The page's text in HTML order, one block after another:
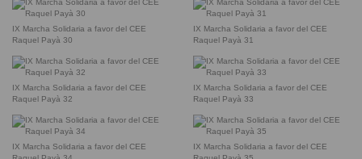
IX Marcha Solidaria a favor del CEE
Raquel Payà 30
IX Marcha Solidaria a favor del CEE
Raquel Payà 31
IX Marcha Solidaria a favor del CEE
Raquel Payà 32
IX Marcha Solidaria a favor del CEE
Raquel Payà 33
IX Marcha Solidaria a favor del CEE
IX Marcha Solidaria a favor del CEE